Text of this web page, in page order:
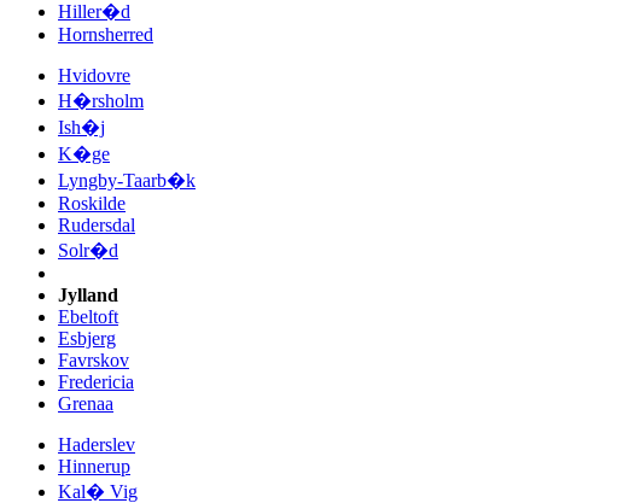
Hiller�d
Hornsherred
Hvidovre
H�rsholm
Ish�j
K�ge
Lyngby-Taarb�k
Roskilde
Rudersdal
Solr�d
Jylland
Ebeltoft
Esbjerg
Favrskov
Fredericia
Grenaa
Haderslev
Hinnerup
Kal� Vig